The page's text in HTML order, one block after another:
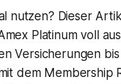
nutzen? Dieser
Platinum voll
Versicherungen
dem Membership